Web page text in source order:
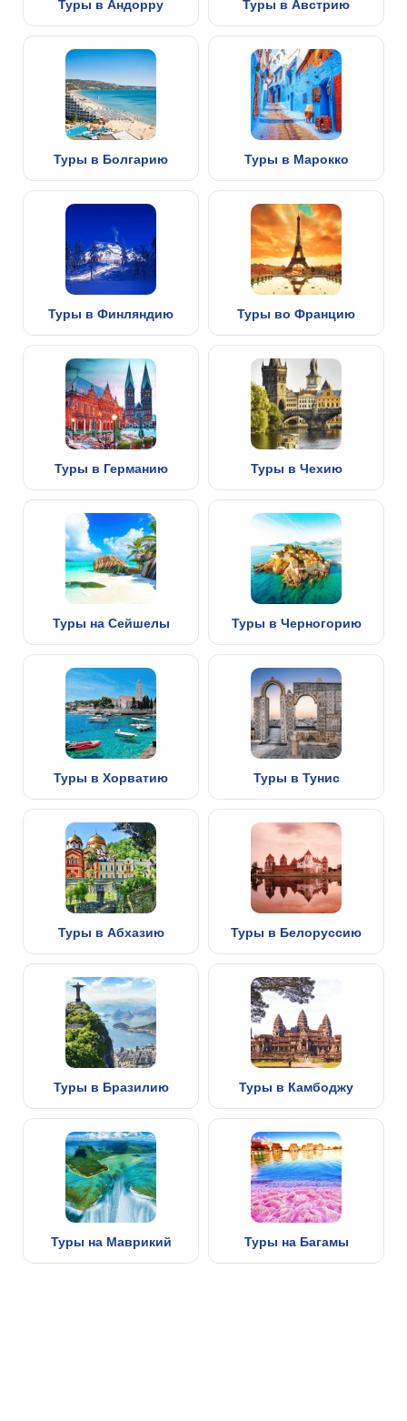
Туры в Андорру Туры в Австрию
Туры в Болгарию Туры в Марокко
Туры в Финляндию Туры во Францию
Туры в Германию Туры в Чехию
Туры на Сейшелы Туры в Черногорию
Туры в Хорватию Туры в Тунис
Туры в Абхазию Туры в Белоруссию
Туры в Бразилию Туры в Камбоджу
Туры на Маврикий Туры на Багамы